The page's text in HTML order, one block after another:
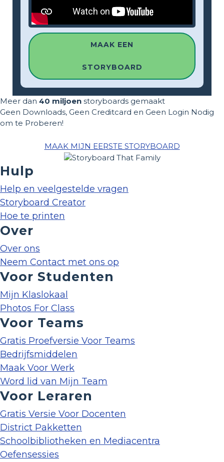
MAAK EEN
STORYBOARD
Meer dan 40 miljoen storyboards gemaakt
Geen Downloads, Geen Creditcard en Geen Login Nodig
om te Proberen!
MAAK MIJN EERSTE STORYBOARD
Hulp
Help en veelgestelde vragen
Storyboard Creator
Hoe te printen
Over
Over ons
Neem Contact met ons op
Voor Studenten
Mijn Klaslokaal
Photos For Class
Voor Teams
Gratis Proefversie Voor Teams
Bedrijfsmiddelen
Maak Voor Werk
Word lid van Mijn Team
Voor Leraren
Gratis Versie Voor Docenten
District Pakketten
Schoolbibliotheken en Mediacentra
Oefensessies